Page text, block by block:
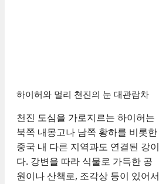
하이허와 멀리 천진의 눈 대관람차
천진 도심을 가로지르는 하이허는
북쪽 내몽고나 남쪽 황하를 비롯한
중국 내 다른 지역과도 연결된 강이
다. 강변을 따라 식물로 가득한 공
원이나 산책로, 조각상 등이 있어서